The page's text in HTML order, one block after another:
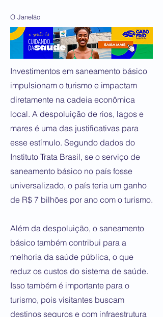
O Janelão
Investimentos em saneamento básico
impulsionam o turismo e impactam
diretamente na cadeia econômica
local. A despoluição de rios, lagos e
mares é uma das justificativas para
esse estímulo. Segundo dados do
Instituto Trata Brasil, se o serviço de
saneamento básico no país fosse
universalizado, o país teria um ganho
de R$ 7 bilhões por ano com o turismo.
Além da despoluição, o saneamento
básico também contribui para a
melhoria da saúde pública, o que
reduz os custos do sistema de saúde.
Isso também é importante para o
turismo, pois visitantes buscam
destinos seguros e com infraestrutura